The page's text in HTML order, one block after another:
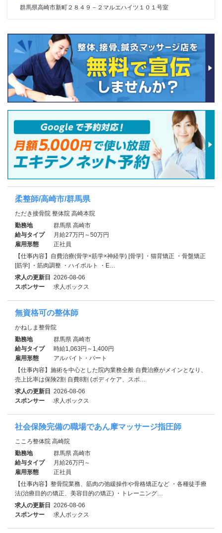
群馬県高崎市新町２８４９－２マルエハイツ１０１号室
柔整師/高崎市/群馬県
ただき接骨院 整体院 高崎本院
勤務地
群馬県 高崎市
給与タイプ
月給27万円～50万円
雇用形態
正社員
【仕事内容】自費治療(骨学×筋学×神経学) [骨学] ・猫背矯正 ・骨盤矯正
[筋学] ・筋肉調整 ・ハイボルト ・E…
求人の更新日 2026-08-06
スポンサー
求人ボックス
無資格可の整体師
かねしま整骨院
勤務地
群馬県 高崎市
給与タイプ
時給1,063円～1,400円
雇用形態
アルバイト・パート
【仕事内容】施術を中心とした院内業務全般 自費治療がメインとなり、
売上比率は保険2割 自費8割 (ボディケア、スポ…
求人の更新日 2026-08-06
スポンサー
求人ボックス
社会保険完備の職場であん摩マッサージ指圧師
こころ整体院 高崎院
勤務地
群馬県 高崎市
給与タイプ
月給26万円～
雇用形態
正社員
【仕事内容】整骨院業務、筋肉の弛緩操作や骨格矯正など ・各種徒手療
法(治療目的の矯正、美容目的の矯正) ・トレーニング…
求人の更新日 2026-08-06
スポンサー
求人ボックス